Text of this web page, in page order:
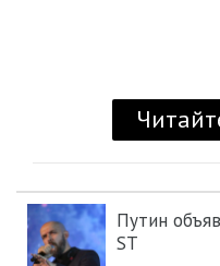
Путин
ST